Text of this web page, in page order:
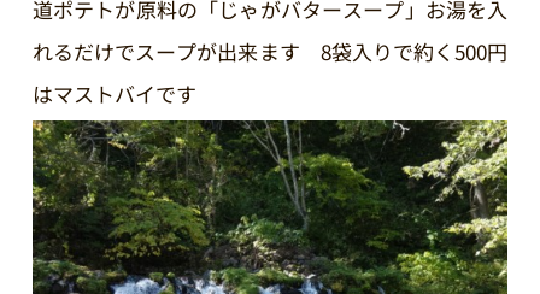
道ポテトが原料の「じゃがバタースープ」お湯を入
れるだけでスープが出来ます 8袋入りで約く500円
はマストバイです